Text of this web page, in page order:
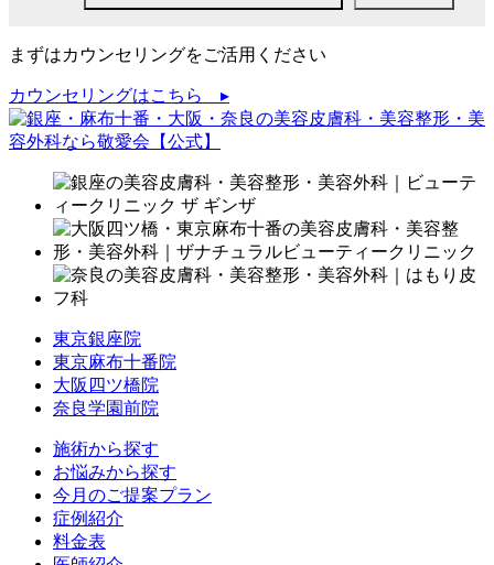
まずはカウンセリングをご活用ください
カウンセリングはこちら ▸
東京銀座院
東京麻布十番院
大阪四ツ橋院
奈良学園前院
施術から探す
お悩みから探す
今月のご提案プラン
症例紹介
料金表